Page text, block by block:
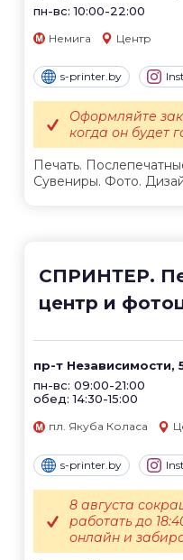
пн-вс: 10:00-22:00
Немига Центр
s-printer.by
Печать.
Сувениры. Фото.
Оформляйте
когда он будет
СПРИНТЕР.
центр и
пр-т Независимости,
пн-вс: 09:00-21:00
обед: 14:30-15:00
пл. Якуба Коласа
s-printer.by
8 августа
работать до
онлайн и